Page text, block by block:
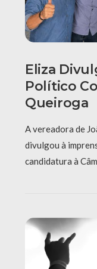
Eliza
Político
Queiroga
A vereadora de
divulgou à
candidatura à